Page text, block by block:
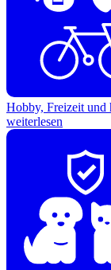
Hobby, Freizeit und
weiterlesen